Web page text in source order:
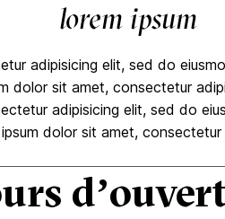
lorem ipsum
adipisicing elit, sed do
dolor sit amet, consectetur
adipisicing elit, sed do
dolor sit amet,